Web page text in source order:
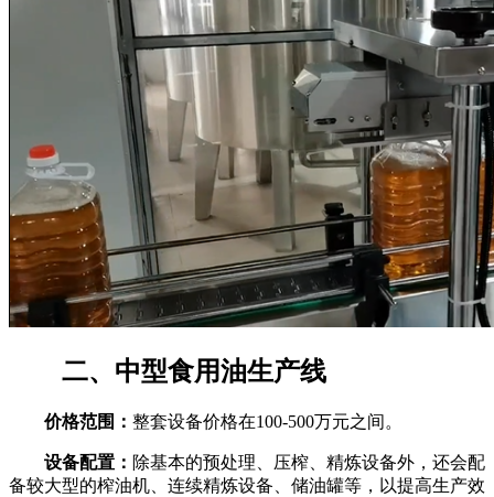
二、中型食用油生产线
价格范围： 整套设备价格在100-500万元之间。
设备配置： 除基本的预处理、压榨、精炼设备外，还会配
备较大型的榨油机、连续精炼设备、储油罐等，以提高生产效